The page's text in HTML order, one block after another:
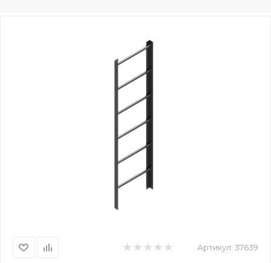
Артикул: 37639